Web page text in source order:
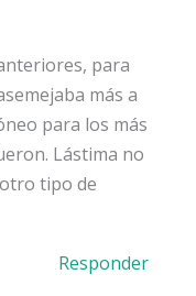
para
más a
para los más
Lástima no
tipo de
Responder